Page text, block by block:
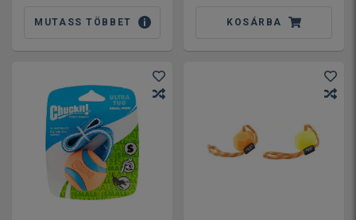
MUTASS TÖBBET KOSÁRBA